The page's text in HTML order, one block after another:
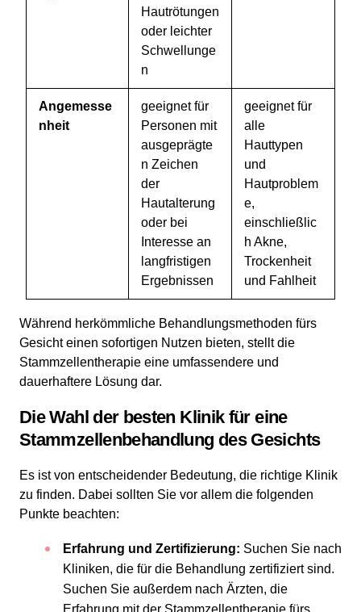
Hautrötungen
oder leichter
Schwellunge
n
Angemesse
nheit
geeignet für
Personen mit
ausgeprägte
n Zeichen
der
Hautalterung
oder bei
Interesse an
langfristigen
Ergebnissen
geeignet für
alle
Hauttypen
und
Hautproblem
e,
einschließlic
h Akne,
Trockenheit
und Fahlheit
Während herkömmliche Behandlungsmethoden fürs
Gesicht einen sofortigen Nutzen bieten, stellt die
Stammzellentherapie eine umfassendere und
dauerhaftere Lösung dar.
Die Wahl der besten Klinik für eine
Stammzellenbehandlung des Gesichts
Es ist von entscheidender Bedeutung, die richtige Klinik
zu finden. Dabei sollten Sie vor allem die folgenden
Punkte beachten:
Erfahrung und Zertifizierung: Suchen Sie nach
Kliniken, die für die Behandlung zertifiziert sind.
Suchen Sie außerdem nach Ärzten, die
Erfahrung mit der Stammzellentherapie fürs